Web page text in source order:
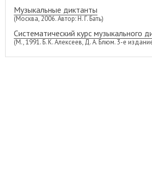
Музыкальные диктанты
(Москва, 2006. Автор: Н. Г. Бать)
Систематический курс музыкального
(М., 1991. Б. К. Алексеев, Д. А. Блюм. 3-е